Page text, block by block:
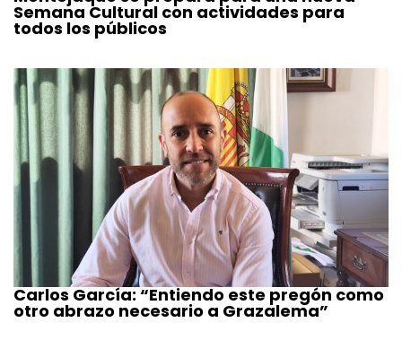
Semana Cultural con actividades para
todos los públicos
Carlos García: “Entiendo este pregón como
otro abrazo necesario a Grazalema”